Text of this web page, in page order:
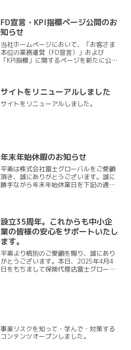
は否定できません。万が一...
FD宣言・KPI指標ページ公開のお
知らせ
当社ホームページにおいて、「お客さま
本位の業務運営（FD宣言）」および
「KPI指標」に関するページを新たに公開
追加のページはこちら今...
サイトをリニューアルしました
サイトをリニューアルしました。
年末年始休暇のお知らせ
平素は株式会社富士グローバルをご愛顧
頂き、誠にありがとうございます。誠に
勝手ながら年末年始休業日を下記の通り
業いたしま...
設立35周年。これからも中小企
業の皆様の安心をサポートいたし
ます。
平素より格別のご愛顧を賜り、誠にあり
がとうございます。本日、2025年4月4
日をもちまして保険代理店富士グローバ
事業リスクを知って・学んで・対策する
コンテンツオープンしました。